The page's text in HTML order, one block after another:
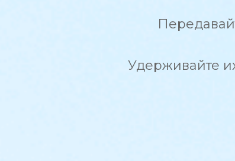
Удерживайте